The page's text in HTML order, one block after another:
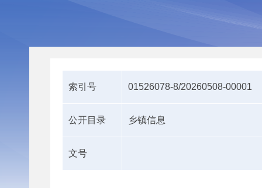
索引号 01526078-8/20260508-00001
公开目录 乡镇信息
文号